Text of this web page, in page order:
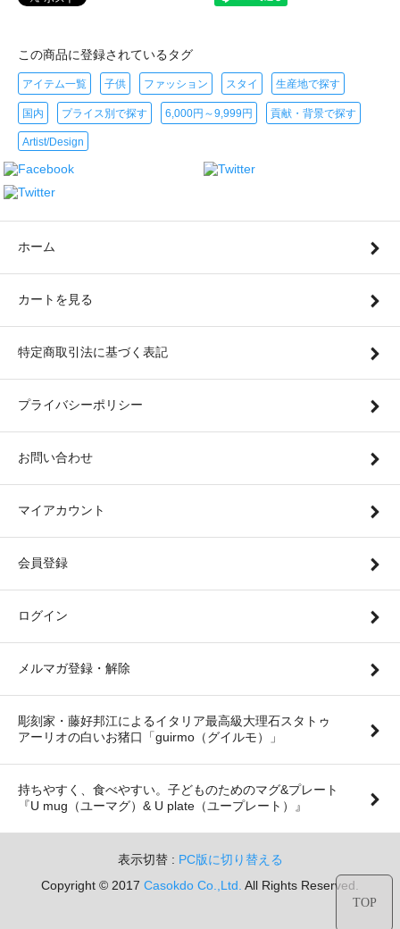
この商品に登録されているタグ
アイテム一覧 子供 ファッション スタイ 生産地で探す
国内 プライス別で探す 6,000円～9,999円 貢献・背景で探す
Artist/Design
ホーム
カートを見る
特定商取引法に基づく表記
プライバシーポリシー
お問い合わせ
マイアカウント
会員登録
ログイン
メルマガ登録・解除
彫刻家・藤好邦江によるイタリア最高級大理石スタトゥ
アーリオの白いお猪口「guirmo（グイルモ）」
持ちやすく、食べやすい。子どものためのマグ&プレート
『U mug（ユーマグ）& U plate（ユープレート）』
表示切替 : PC版に切り替える
Copyright © 2017 Casokdo Co.,Ltd. All Rights Reserved.
TOP